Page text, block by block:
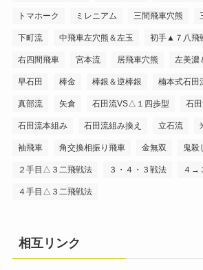
トマホーク ミレニアム 三間飛車穴熊
下町流 中飛車左穴熊＆左玉 初手▲７八飛
右四間飛車 宮本流 居飛車穴熊 左美濃
早石田 棒金 棒銀＆逆棒銀 楠本式石田
真部流 矢倉 石田流VS△１四歩型 石
石田流本組み 石田流組み換え 立石流
袖飛車 角交換相振り飛車 金無双 鬼殺
２手目△３二飛戦法 ３・４・３戦法 ４→
４手目△３二飛戦法
相互リンク